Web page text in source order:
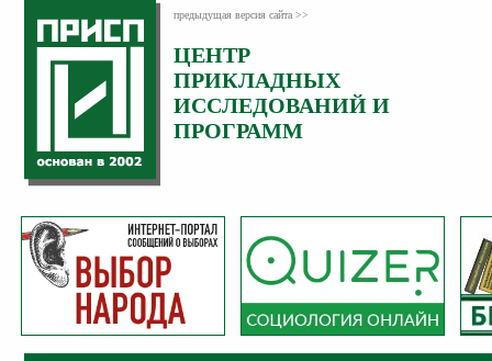
предыдущая версия сайта >>
ЦЕНТР
ПРИКЛАДНЫХ
ИССЛЕДОВАНИЙ И
ПРОГРАММ
Категория:
Новости
Опубликовано:
16
Сентябрь
2018